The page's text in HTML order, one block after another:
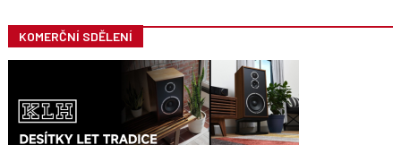
KOMERČNÍ SDĚLENÍ